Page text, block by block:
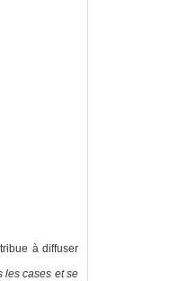
à diffuser
les cases et se